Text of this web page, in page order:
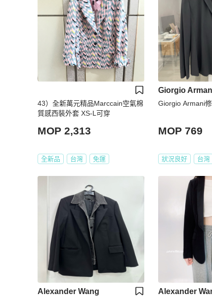
43）全新萬元精品Marccain空氣棉
質感西裝外套 XS-L可穿
MOP 2,313
全新品 台灣 免運
Giorgio
Giorgio Armani
MOP 769
狀況良好 台灣
Alexander Wang Alexander